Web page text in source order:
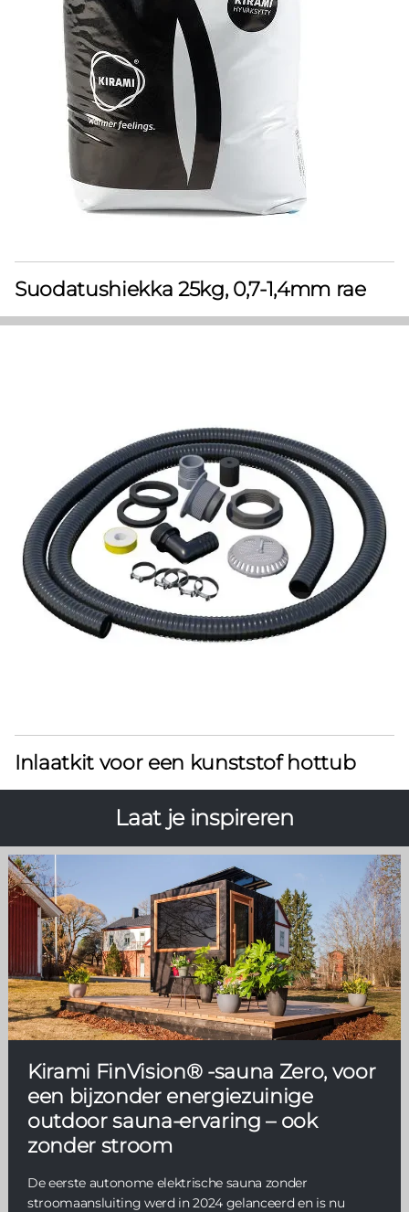
Suodatushiekka 25kg, 0,7-1,4mm rae
Inlaatkit voor een kunststof hottub
Laat je inspireren
Kirami FinVision® -sauna Zero, voor
een bijzonder energiezuinige
outdoor sauna-ervaring – ook
zonder stroom
De eerste autonome elektrische sauna zonder
stroomaansluiting werd in 2024 gelanceerd en is nu